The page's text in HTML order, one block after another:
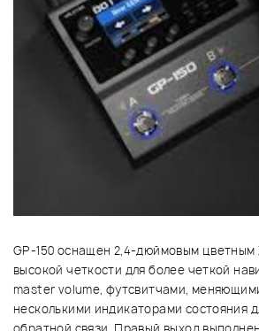
GP-150 оснащен 2,4-дюймовым
высокой четкости для более четкой
master volume, футсвитчами,
несколькими индикаторами состояния